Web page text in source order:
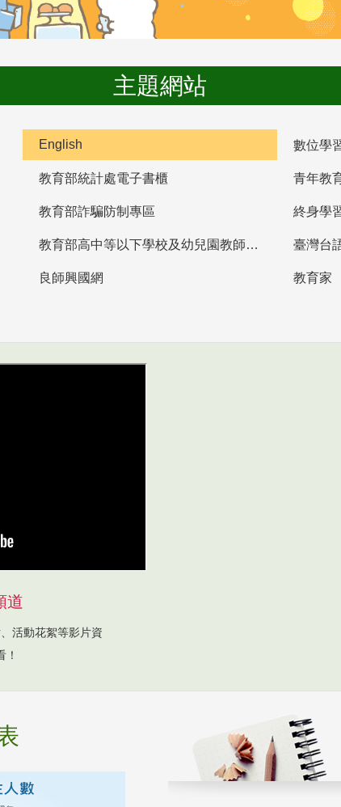
主題網站
English 數位學
教育部統計處電子書櫃 青年教
教育部詐騙防制專區 終身學
教育部高中等以下學校及幼兒園教師資格檢定考試 臺灣台
良師興國網 教育家
道
活動花絮等影片資
！